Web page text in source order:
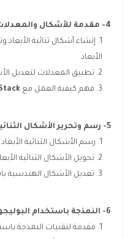
4- مقدمة للأشكال والمعدلات
إنشاء أشكال ثنائية الأبعاد
الأبعاد
تطبيق المعدلات لتعديل
فهم كيفية العمل مع
5- رسم وتحرير الأشكال الثنائية الأبعاد
رسم الأشكال الثنائية
تحويل الأشكال الثنائية
تعديل الأشكال الهندسية
6- النمذجة باستخدام البوليجونات
مقدمة لتقنيات النمذجة